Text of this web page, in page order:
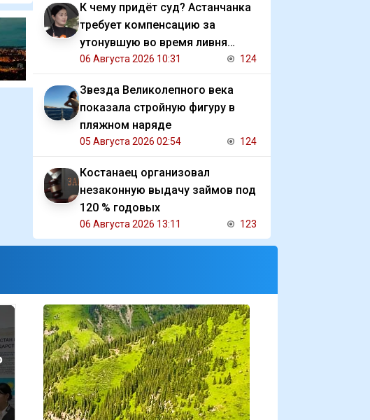
К чему придёт суд? Астанчанка
требует компенсацию за
утонувшую во время ливня
иномарку
06 Августа 2026 10:31 124
Звезда Великолепного века
показала стройную фигуру в
пляжном наряде
05 Августа 2026 02:54 124
Костанаец организовал
незаконную выдачу займов под
120 % годовых
06 Августа 2026 13:11 123